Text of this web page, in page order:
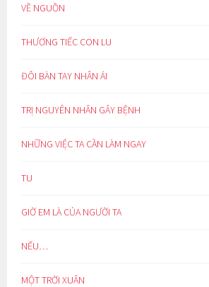
VỀ NGUỒN
THƯƠNG TIẾC CON LU
ĐÔI BÀN TAY NHÂN ÁI
TRỊ NGUYÊN NHÂN GÂY BỆNH
NHỮNG VIỆC TA CẦN LÀM NGAY
TU
GIỜ EM LÀ CỦA NGƯỜI TA
NẾU…
MỘT TRỜI XUÂN